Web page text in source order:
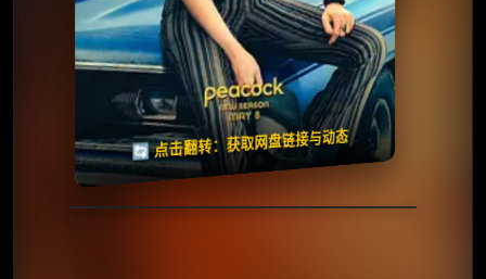
🔄 点击翻转：获取网盘链接与动态
失效请反馈
🧧️
天天领红包